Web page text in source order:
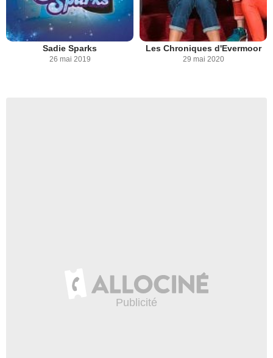
Sadie Sparks
26 mai 2019
Les Chroniques d'Evermoor
29 mai 2020